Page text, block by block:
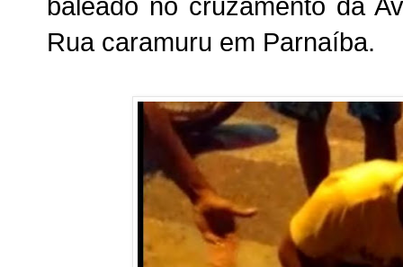
baleado no cruzamento da
Rua caramuru em Parnaíba.